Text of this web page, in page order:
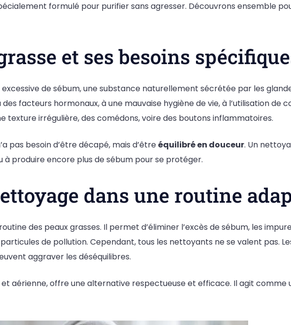
formulé pour purifier sans agresser. Découvrons ensemble
et ses besoins
de sébum, une substance naturellement sécrétée par les
facteurs hormonaux, à une mauvaise hygiène de vie, à l’utilisation de
texture irrégulière, des comédons, voire des boutons inflammatoires.
pas besoin d’être décapé, mais d’êtreéquilibré en douceur. Un
produire encore plus de sébum pour se protéger.
dans une routine
des peaux grasses. Il permet d’éliminer l’excès de sébum, les
de pollution. Cependant, tous les nettoyants ne se valent pas.
aggraver les déséquilibres.
et aérienne, offre une alternative respectueuse et efficace. Il agit